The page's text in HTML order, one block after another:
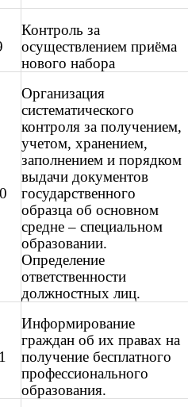
Контроль за
осуществлением приёма
нового набора
Организация
систематического
контроля за получением,
учетом, хранением,
заполнением и порядком
выдачи документов
государственного
образца об основном
средне – специальном
образовании.
Определение
ответственности
должностных лиц.
Информирование
граждан об их правах на
получение бесплатного
профессионального
образования.